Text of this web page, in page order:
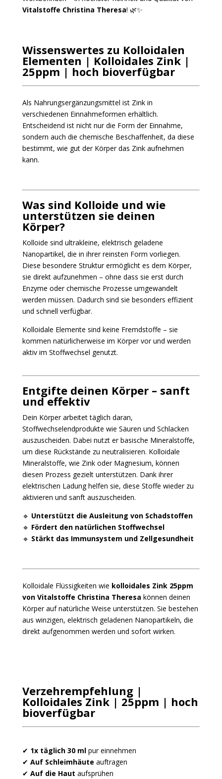
Vitalstoffe Christina Theresa! 🌿✨
Wissenswertes zu Kolloidalen
Elementen | Kolloidales Zink |
25ppm | hoch bioverfügbar
Als Nahrungsergänzungsmittel ist Zink in
verschiedenen Einnahmeformen erhältlich.
Entscheidend ist nicht nur die Form der Einnahme,
sondern auch die chemische Beschaffenheit, da diese
bestimmt, wie gut der Körper das Zink aufnehmen
kann.
Was sind Kolloide und wie
unterstützen sie deinen
Körper?
Kolloide sind ultrakleine, elektrisch geladene
Nanopartikel, die in ihrer reinsten Form vorliegen.
Diese besondere Struktur ermöglicht es dem Körper,
sie direkt aufzunehmen – ohne dass sie erst durch
Enzyme oder chemische Prozesse umgewandelt
werden müssen. Dadurch sind sie besonders effizient
und schnell verfügbar.
Kolloidale Elemente sind keine Fremdstoffe – sie
kommen natürlicherweise im Körper vor und werden
aktiv im Stoffwechsel genutzt.
Entgifte deinen Körper – sanft
und effektiv
Dein Körper arbeitet täglich daran,
Stoffwechselendprodukte wie Säuren und Schlacken
auszuscheiden. Dabei nutzt er basische Mineralstoffe,
um diese Rückstände zu neutralisieren. Kolloidale
Mineralstoffe, wie Zink oder Magnesium, können
diesen Prozess gezielt unterstützen. Dank ihrer
elektrischen Ladung helfen sie, diese Stoffe wieder zu
aktivieren und sanft auszuscheiden.
🔹 Unterstützt die Ausleitung von Schadstoffen
🔹 Fördert den natürlichen Stoffwechsel
🔹 Stärkt das Immunsystem und Zellgesundheit
Kolloidale Flüssigkeiten wie kolloidales Zink 25ppm
von Vitalstoffe Christina Theresa können deinen
Körper auf natürliche Weise unterstützen. Sie bestehen
aus winzigen, elektrisch geladenen Nanopartikeln, die
direkt aufgenommen werden und sofort wirken.
Verzehrempfehlung |
Kolloidales Zink | 25ppm | hoch
bioverfügbar
✔ 1x täglich 30 mlpur einnehmen
✔ Auf Schleimhäute auftragen
✔ Auf die Haut aufsprühen